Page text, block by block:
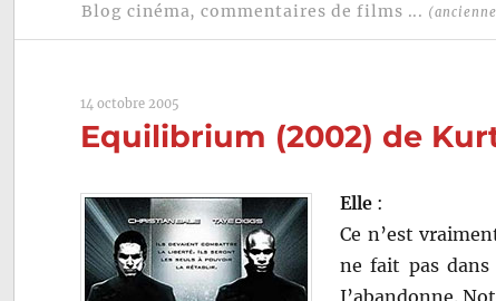
Blog cinéma, commentaires de films ...
14 octobre 2005
Equilibrium (2002) de
Elle :
Ce n’est
ne fait pas
J’abandonne.